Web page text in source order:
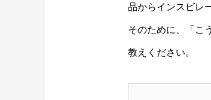
品からインスピレ
そのために、「こ
教えください。